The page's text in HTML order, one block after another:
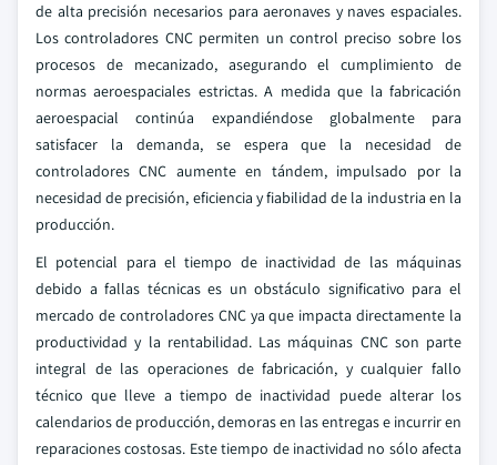
de alta precisión necesarios para aeronaves y naves espaciales.
Los controladores CNC permiten un control preciso sobre los
procesos de mecanizado, asegurando el cumplimiento de
normas aeroespaciales estrictas. A medida que la fabricación
aeroespacial continúa expandiéndose globalmente para
satisfacer la demanda, se espera que la necesidad de
controladores CNC aumente en tándem, impulsado por la
necesidad de precisión, eficiencia y fiabilidad de la industria en la
producción.
El potencial para el tiempo de inactividad de las máquinas
debido a fallas técnicas es un obstáculo significativo para el
mercado de controladores CNC ya que impacta directamente la
productividad y la rentabilidad. Las máquinas CNC son parte
integral de las operaciones de fabricación, y cualquier fallo
técnico que lleve a tiempo de inactividad puede alterar los
calendarios de producción, demoras en las entregas e incurrir en
reparaciones costosas. Este tiempo de inactividad no sólo afecta